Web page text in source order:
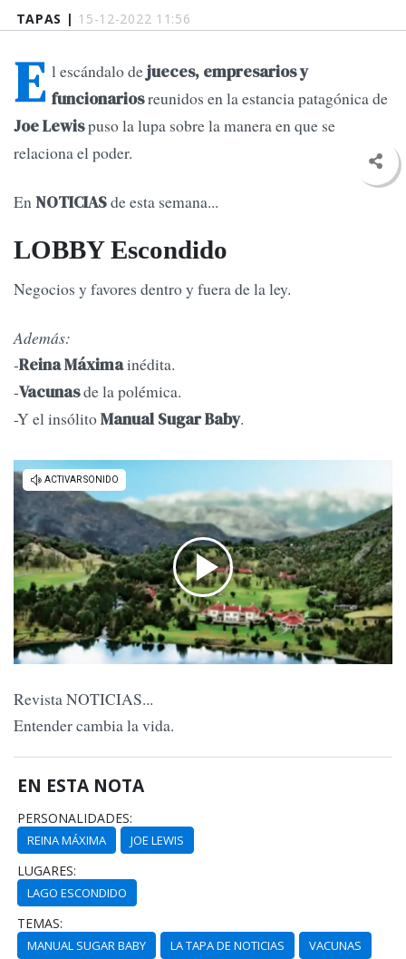
TAPAS | 15-12-2022 11:56
E l escándalo dejueces, empresarios y
funcionariosreunidos en la estancia patagónica de
Joe Lewispuso la lupa sobre la manera en que se
relaciona el poder.
EnNOTICIASde esta semana...
LOBBY Escondido
Negocios y favores dentro y fuera de la ley.
Además:
-Reina Máximainédita.
-Vacunasde la polémica.
-Y el insólitoManual Sugar Baby.
Revista NOTICIAS...
Entender cambia la vida.
EN ESTA NOTA
PERSONALIDADES:
REINA MÁXIMA JOE LEWIS
LUGARES:
LAGO ESCONDIDO
TEMAS:
MANUAL SUGAR BABY LA TAPA DE NOTICIAS VACUNAS